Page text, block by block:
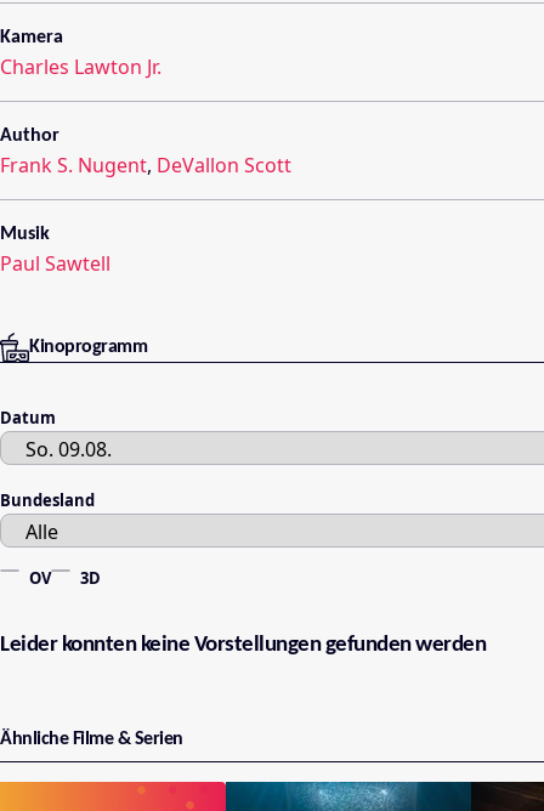
Kamera
Charles Lawton Jr.
Author
Frank S. Nugent, DeVallon Scott
Musik
Paul Sawtell
Kinoprogramm
Datum
Bundesland
OV 3D
Leider konnten keine Vorstellungen gefunden werden
Ähnliche Filme & Serien